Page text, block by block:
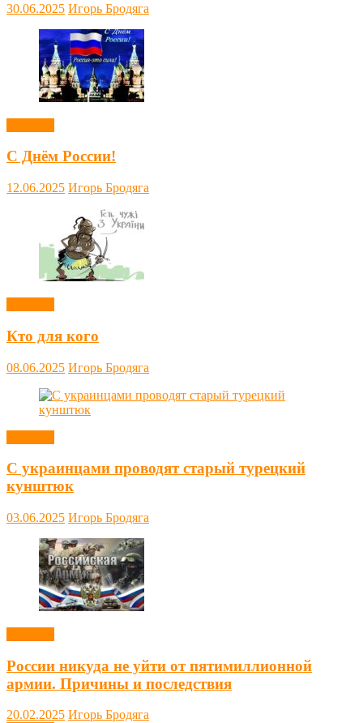
30.06.2025 Игорь Бродяга
С Днём России!
12.06.2025 Игорь Бродяга
Кто для кого
08.06.2025 Игорь Бродяга
С украинцами проводят старый турецкий
кунштюк
03.06.2025 Игорь Бродяга
России никуда не уйти от пятимиллионной
армии. Причины и последствия
20.02.2025 Игорь Бродяга